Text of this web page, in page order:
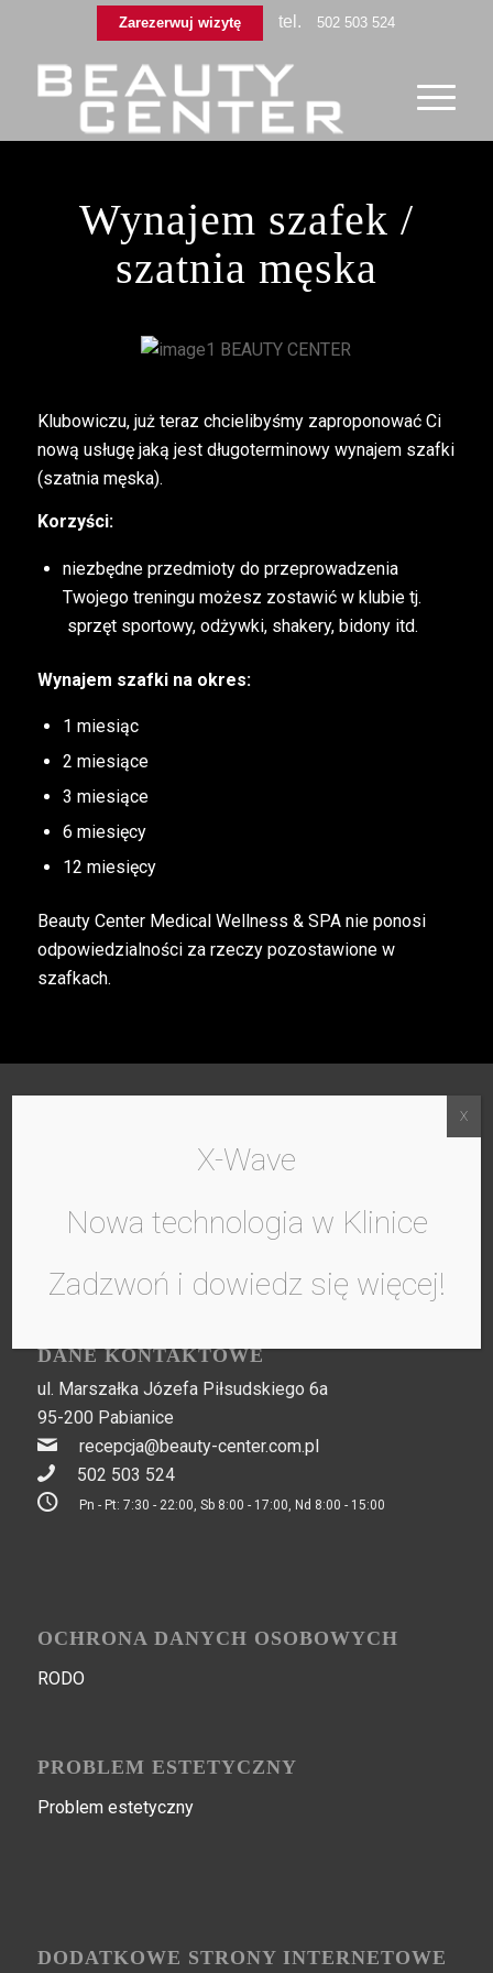
Zarezerwuj wizytę tel. 502 503 524
Wynajem szafek /
szatnia męska
Klubowiczu, już teraz chcielibyśmy zaproponować Ci
nową usługę jaką jest długoterminowy wynajem szafki
(szatnia męska).
Korzyści:
niezbędne przedmioty do przeprowadzenia
Twojego treningu możesz zostawić w klubie tj.
sprzęt sportowy, odżywki, shakery, bidony itd.
Wynajem szafki na okres:
1 miesiąc
2 miesiące
3 miesiące
6 miesięcy
12 miesięcy
Beauty Center Medical Wellness & SPA nie ponosi
odpowiedzialności za rzeczy pozostawione w
szafkach.
DANE KONTAKTOWE
ul. Marszałka Józefa Piłsudskiego 6a
95-200 Pabianice
recepcja@beauty-center.com.pl
502 503 524
Pn - Pt: 7:30 - 22:00, Sb 8:00 - 17:00, Nd 8:00 - 15:00
OCHRONA DANYCH OSOBOWYCH
RODO
PROBLEM ESTETYCZNY
Problem estetyczny
DODATKOWE STRONY INTERNETOWE
X-Wave
Nowa technologia w Klinice
Zadzwoń i dowiedz się więcej!